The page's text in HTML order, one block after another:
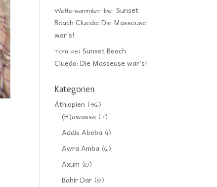
Weltensammler beiSunset
Beach Cluedo: Die Masseuse
war’s!
Tom beiSunset Beach
Cluedo: Die Masseuse war’s!
Kategorien
Äthiopien (96)
(H)awassa (7)
Addis Abeba (11)
Awra Amba (6)
Axum (10)
Bahir Dar (8)